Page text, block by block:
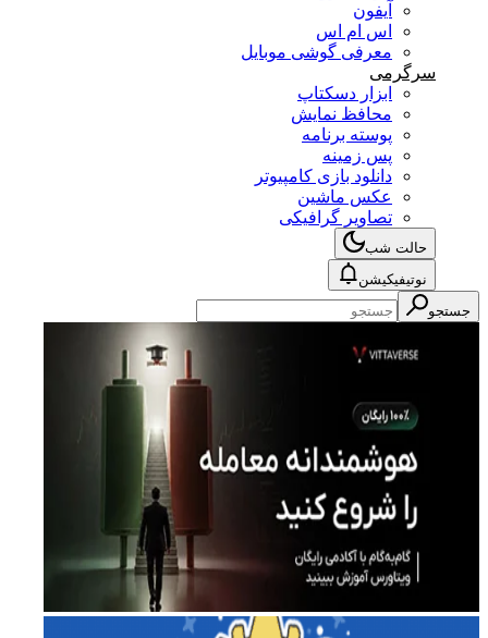
آیفون
اس ام اس
معرفی گوشی موبایل
سرگرمی
ابزار دسکتاپ
محافظ نمایش
پوسته برنامه
پس زمینه
دانلود بازی کامپیوتر
عکس ماشین
تصاویر گرافیکی
حالت شب
نوتیفیکیشن
جستجو